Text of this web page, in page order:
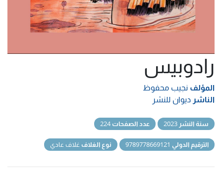
رادوبيس
المؤلف نجيب محفوظ
الناشر ديوان للنشر
سنة النشر عدد الصفحات
الترقيم الدولي نوع الغلاف غلاف عادي